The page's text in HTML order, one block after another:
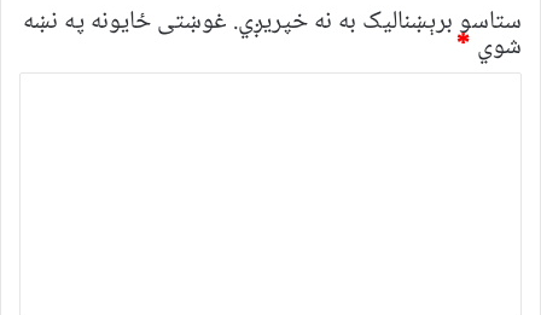
ستاسو برېښناليک به نه خپريږي. غوښتى ځایونه په نښه
شوي *